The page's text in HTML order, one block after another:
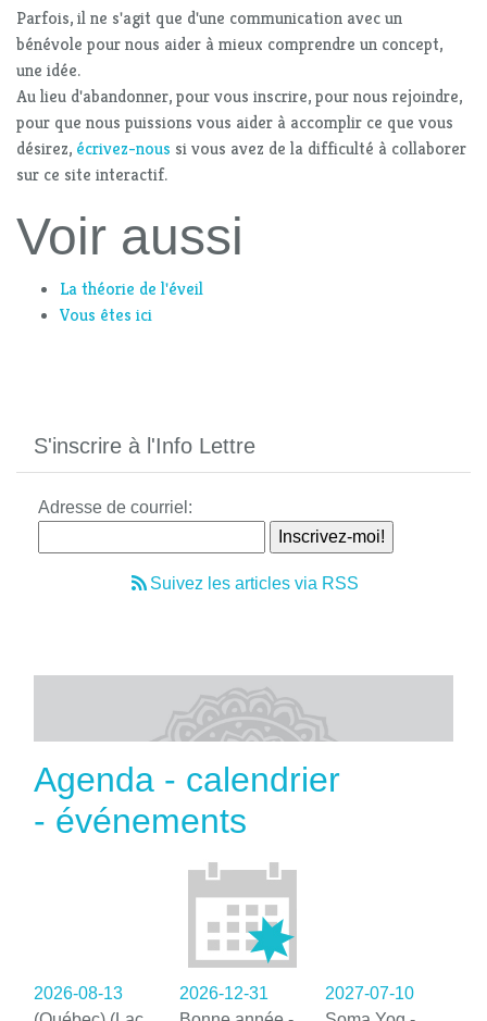
Parfois, il ne s'agit que d'une communication avec un
bénévole pour nous aider à mieux comprendre un concept,
une idée.
Au lieu d'abandonner, pour vous inscrire, pour nous rejoindre,
pour que nous puissions vous aider à accomplir ce que vous
désirez, écrivez-nous si vous avez de la difficulté à collaborer
sur ce site interactif.
Voir aussi
La théorie de l'éveil
Vous êtes ici
S'inscrire à l'Info Lettre
Adresse de courriel:
Suivez les articles via RSS
Agenda - calendrier
- événements
2026-08-13
2026-12-31
2027-07-10